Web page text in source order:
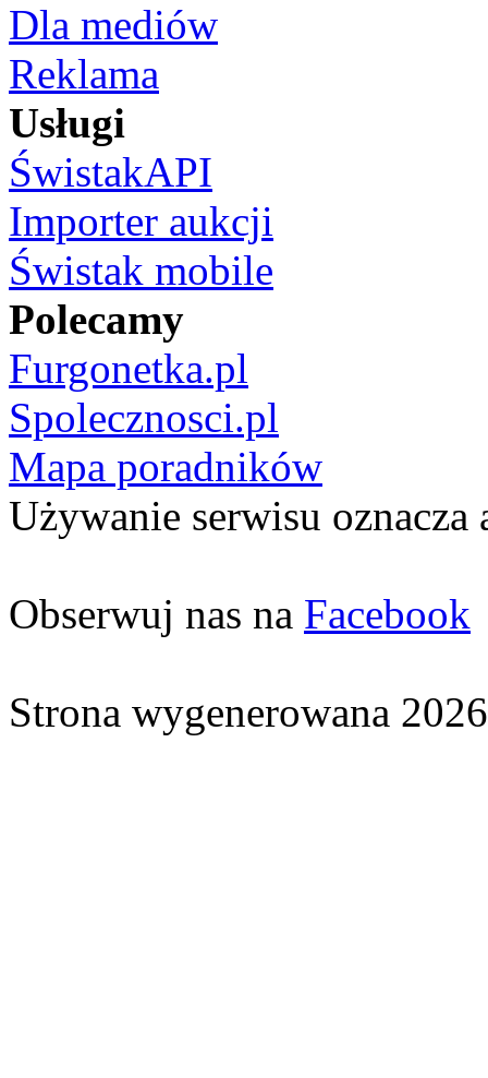
Dla mediów
Reklama
Usługi
ŚwistakAPI
Importer aukcji
Świstak mobile
Polecamy
Furgonetka.pl
Spolecznosci.pl
Mapa poradników
Używanie serwisu oznacza
Obserwuj nas na Facebook
Strona wygenerowana